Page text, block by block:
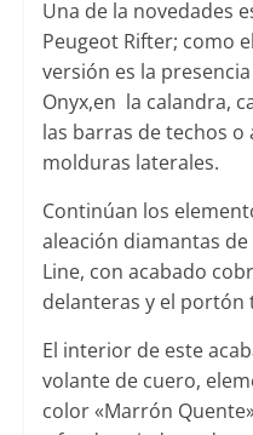
Una de la novedades
Peugeot Rifter; como
versión es la
Onyx,en la calandra,
las barras de techos o
molduras laterales.
Continúan los
aleación diamantas
Line, con acabado
delanteras y el portón
El interior de este
volante de cuero,
color «Marrón